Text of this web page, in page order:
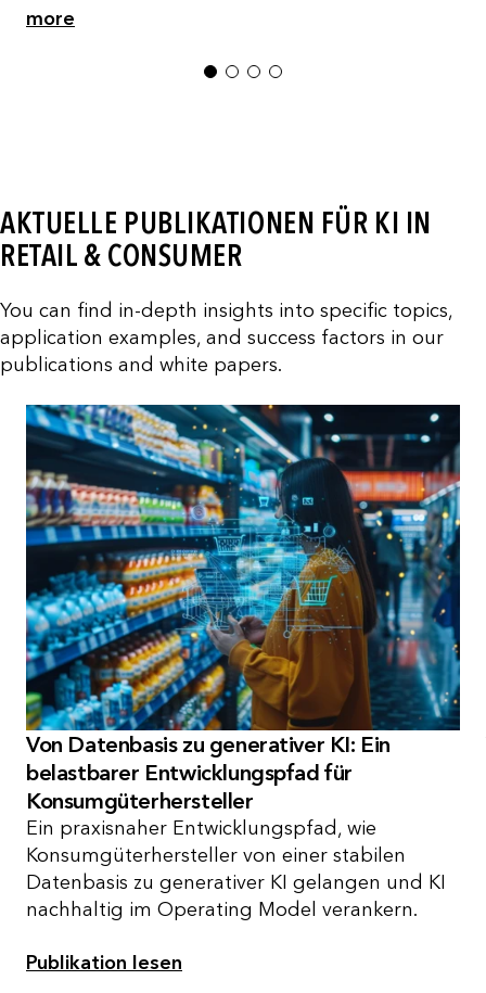
more
1 2 3 4
AKTUELLE PUBLIKATIONEN FÜR KI IN
RETAIL & CONSUMER
You can find in-depth insights into specific topics,
application examples, and success factors in our
publications and white papers.
Von Datenbasis zu generativer KI: Ein
belastbarer Entwicklungspfad für
Konsumgüterhersteller
Ein praxisnaher Entwicklungspfad, wie
Konsumgüterhersteller von einer stabilen
Datenbasis zu generativer KI gelangen und KI
nachhaltig im Operating Model verankern.
Publikation lesen